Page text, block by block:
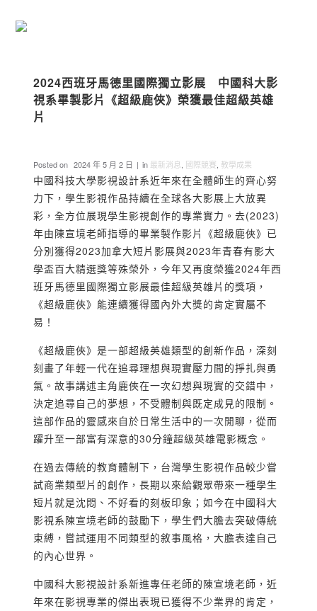
2024西班牙馬德里國際獨立影展 中國科大影
視系畢製影片《超級鹿俠》榮獲最佳超級英雄
片
Posted on 2024 年 5 月 2 日 in 最新消息 國際競賽 教學成果
中國科技大學影視設計系近年來在全體師生的齊心努
力下，學生影視作品持續在全球各大影展上大放異
彩，全方位展現學生影視創作的專業實力。去(2023)
年由陳宣境老師指導的畢業製作影片《超級鹿俠》已
分別獲得2023加拿大短片影展與2023年青春有影大
學盃百大精選獎等殊榮外，今年又再度榮獲2024年西
班牙馬德里國際獨立影展最佳超級英雄片的獎項，
《超級鹿俠》能連續獲得國內外大獎的肯定實屬不
易！
《超級鹿俠》是一部超級英雄類型的創新作品，深刻
刻畫了年輕一代在追尋理想與現實壓力間的掙扎與勇
氣。故事講述主角鹿俠在一次幻想與現實的交錯中，
決定追尋自己的夢想，不受體制與既定成見的限制。
這部作品的靈感來自於日常生活中的一次閒聊，從而
躍升至一部富有深意的30分鐘超級英雄電影概念。
在過去傳統的教育體制下，台灣學生影視作品較少嘗
試商業類型片的創作，長期以來給觀眾帶來一種學生
短片就是沈悶、不好看的刻板印象；如今在中國科大
影視系陳宣境老師的鼓勵下，學生們大膽去突破傳統
束縛，嘗試運用不同類型的敘事風格，大膽表達自己
的內心世界。
中國科大影視設計系新進專任老師的陳宣境老師，近
年來在影視專業的傑出表現已獲得不少業界的肯定，